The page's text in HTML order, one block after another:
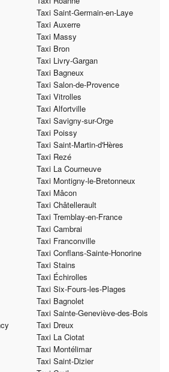
Taxi Saint-Germain-en-Laye
Taxi Auxerre
Taxi Massy
Taxi Bron
Taxi Livry-Gargan
Taxi Bagneux
Taxi Salon-de-Provence
Taxi Vitrolles
Taxi Alfortville
Taxi Savigny-sur-Orge
Taxi Poissy
Taxi Saint-Martin-d'Hères
Taxi Rezé
Taxi La Courneuve
Taxi Montigny-le-Bretonneux
Taxi Mâcon
Taxi Châtellerault
Taxi Tremblay-en-France
Taxi Cambrai
Taxi Franconville
Taxi Conflans-Sainte-Honorine
Taxi Stains
Taxi Échirolles
Taxi Six-Fours-les-Plages
Taxi Bagnolet
Taxi Sainte-Geneviève-des-Bois
Taxi Dreux
Taxi La Ciotat
Taxi Montélimar
Taxi Saint-Dizier